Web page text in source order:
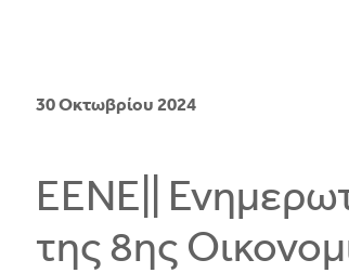
30 Οκτωβρίου 2024
ΕΕΝΕ||
της 8ης